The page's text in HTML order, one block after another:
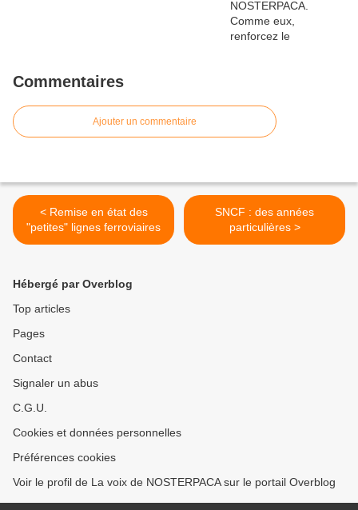
Commentaires
Ajouter un commentaire
< Remise en état des
"petites" lignes ferroviaires
SNCF : des années
particulières >
Hébergé par Overblog
Top articles
Pages
Contact
Signaler un abus
C.G.U.
Cookies et données personnelles
Préférences cookies
Voir le profil de La voix de NOSTERPACA sur le portail Overblog